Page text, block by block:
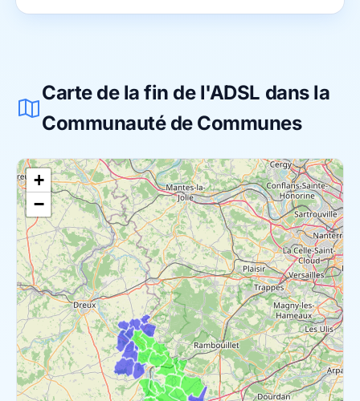
Carte de la fin de l'ADSL dans la
Communauté de Communes
+
−